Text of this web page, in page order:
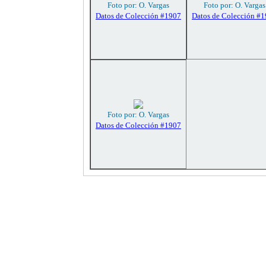
Foto por: O. Vargas
Datos de Colección #1907
Foto por: O. Vargas
Datos de Colección
Foto por: O. Vargas
Datos de Colección #1907